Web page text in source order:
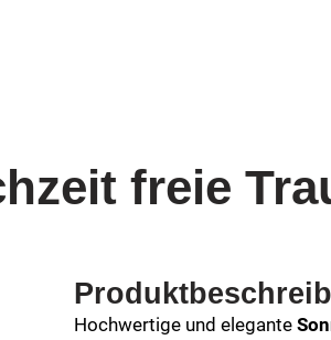
freie
Hochwertige und elegante